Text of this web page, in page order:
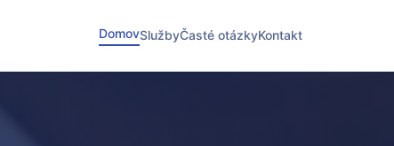
DomovSlužbyČasté otázkyKontakt